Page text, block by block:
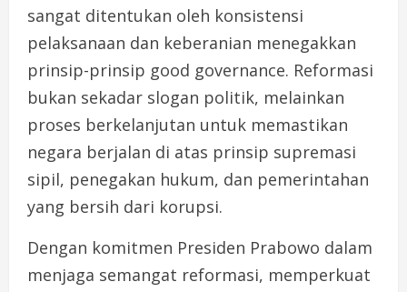
sangat ditentukan oleh konsistensi
pelaksanaan dan keberanian menegakkan
prinsip-prinsip good governance. Reformasi
bukan sekadar slogan politik, melainkan
proses berkelanjutan untuk memastikan
negara berjalan di atas prinsip supremasi
sipil, penegakan hukum, dan pemerintahan
yang bersih dari korupsi.
Dengan komitmen Presiden Prabowo dalam
menjaga semangat reformasi, memperkuat